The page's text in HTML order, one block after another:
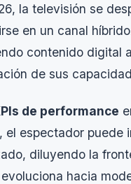
la televisión se
en un canal
contenido
de sus
de performance
espectador
diluyendo la
hacia